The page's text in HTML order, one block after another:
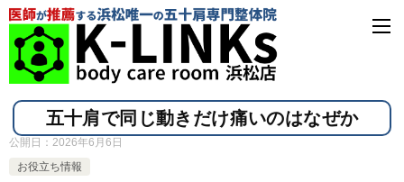
五十肩で同じ動きだけ痛いのはなぜか
公開日： 2026年6月6日
お役立ち情報